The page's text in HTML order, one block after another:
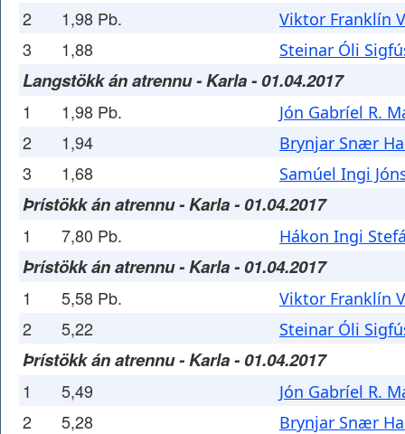
2 1,98 Pb. Viktor Franklín
3 1,88 Steinar Óli
Langstökk án atrennu - Karla - 01.04.2017
1 1,98 Pb. Jón Gabríel R.
2 1,94 Brynjar Snær
3 1,68 Samúel Ingi
Þrístökk án atrennu - Karla - 01.04.2017
1 7,80 Pb. Hákon Ingi
Þrístökk án atrennu - Karla - 01.04.2017
1 5,58 Pb. Viktor Franklín
2 5,22 Steinar Óli
Þrístökk án atrennu - Karla - 01.04.2017
1 5,49 Jón Gabríel R.
2 5,28 Brynjar Snær